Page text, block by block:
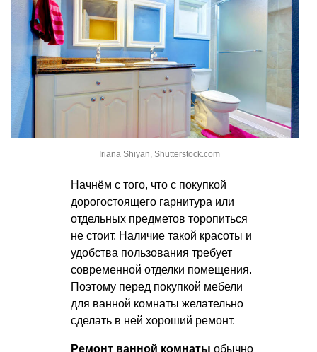
Iriana Shiyan, Shutterstock.com
Начнём с того, что с покупкой
дорогостоящего гарнитура или
отдельных предметов торопиться
не стоит. Наличие такой красоты и
удобства пользования требует
современной отделки помещения.
Поэтому перед покупкой мебели
для ванной комнаты желательно
сделать в ней хороший ремонт.
Ремонт ванной комнаты обычно